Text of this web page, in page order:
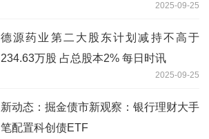
2025-09-25
德源药业第二大股东计划减持不高于
234.63万股 占总股本2% 每日时讯
2025-09-25
新动态：掘金债市新观察：银行理财大手
笔配置科创债ETF